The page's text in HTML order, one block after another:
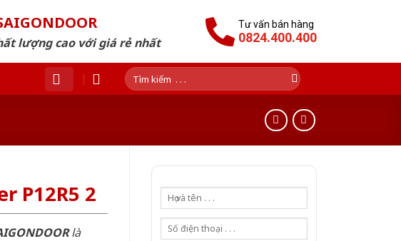
lượng cao với giá rẻ nhất
Tư vấn bán hàng
0824.400.400
Tìm
kiếm:
P12R5 2
là